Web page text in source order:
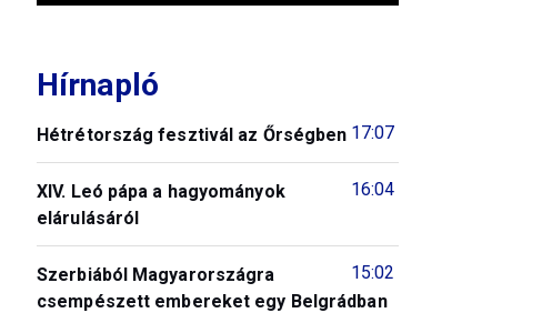
Hírnapló
17:07
Hétrétország fesztivál az Őrségben
16:04
XIV. Leó pápa a hagyományok
elárulásáról
15:02
Szerbiából Magyarországra
csempészett embereket egy Belgrádban